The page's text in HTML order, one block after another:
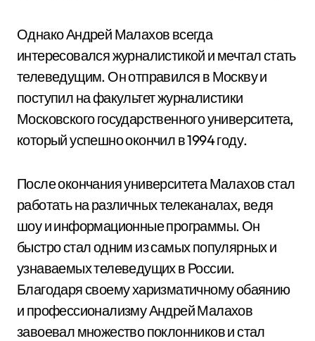
Однако Андрей Малахов всегда
интересовался журналистикой и мечтал стать
телеведущим. Он отправился в Москву и
поступил на факультет журналистики
Московского государственного университета,
который успешно окончил в 1994 году.
После окончания университета Малахов стал
работать на различных телеканалах, ведя
шоу и информационные программы. Он
быстро стал одним из самых популярных и
узнаваемых телеведущих в России.
Благодаря своему харизматичному обаянию
и профессионализму Андрей Малахов
завоевал множество поклонников и стал